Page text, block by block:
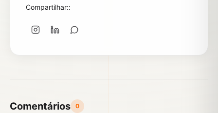
Compartilhar::
Comentários 0